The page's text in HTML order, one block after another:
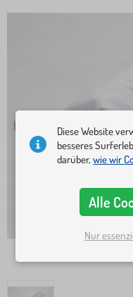
Diese Website
besseres
darüber,wie wir
Alle
Nur